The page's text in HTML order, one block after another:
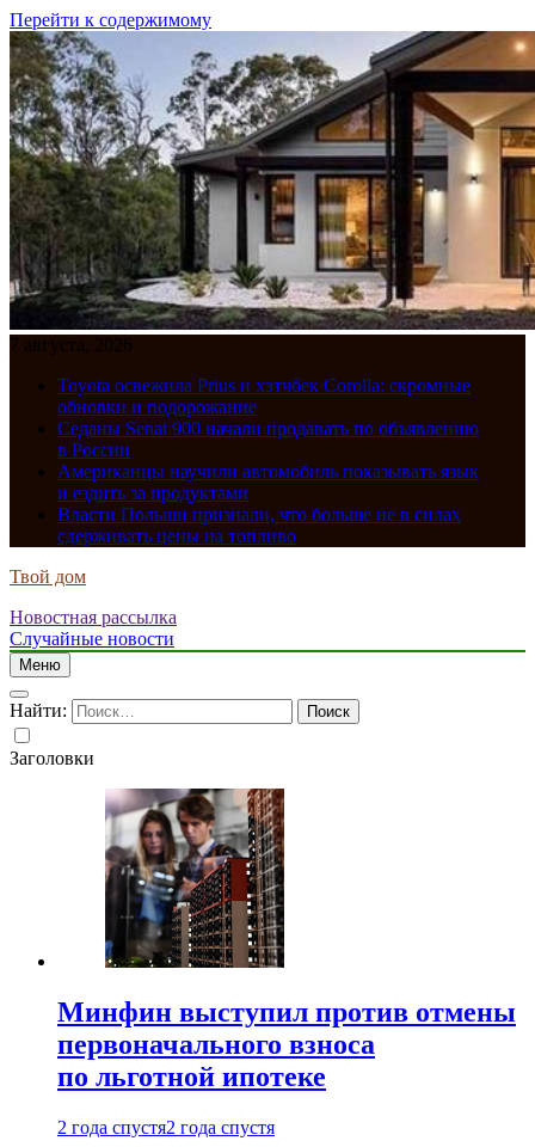
Перейти к содержимому
7 августа, 2026
Toyota освежила Prius и хэтчбек Corolla: скромные
обновки и подорожание
Седаны Senat 900 начали продавать по объявлению
в России
Американцы научили автомобиль показывать язык
и ездить за продуктами
Власти Польши признали, что больше не в силах
сдерживать цены на топливо
Твой дом
Новостная рассылка
Случайные новости
Меню
Найти:
Заголовки
Минфин выступил против отмены
первоначального взноса
по льготной ипотеке
2 года спустя2 года спустя